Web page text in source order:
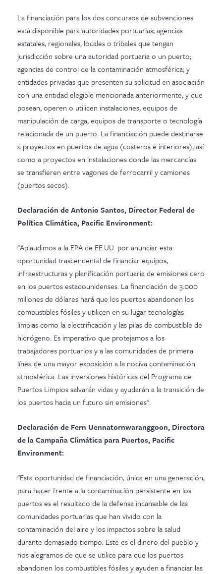
La financiación para los dos concursos de subvenciones
está disponible para autoridades portuarias; agencias
estatales, regionales, locales o tribales que tengan
jurisdicción sobre una autoridad portuaria o un puerto;
agencias de control de la contaminación atmosférica; y
entidades privadas que presenten su solicitud en asociación
con una entidad elegible mencionada anteriormente, y que
posean, operen o utilicen instalaciones, equipos de
manipulación de carga, equipos de transporte o tecnología
relacionada de un puerto. La financiación puede destinarse
a proyectos en puertos de agua (costeros e interiores), así
como a proyectos en instalaciones donde las mercancías
se transfieren entre vagones de ferrocarril y camiones
(puertos secos).
Declaración de Antonio Santos, Director Federal de
Política Climática, Pacific Environment:
"Aplaudimos a la EPA de EE.UU. por anunciar esta
oportunidad trascendental de financiar equipos,
infraestructuras y planificación portuaria de emisiones cero
en los puertos estadounidenses. La financiación de 3.000
millones de dólares hará que los puertos abandonen los
combustibles fósiles y utilicen en su lugar tecnologías
limpias como la electrificación y las pilas de combustible de
hidrógeno. Es imperativo que protejamos a los
trabajadores portuarios y a las comunidades de primera
línea de una mayor exposición a la nociva contaminación
atmosférica. Las inversiones históricas del Programa de
Puertos Limpios salvarán vidas y ayudarán a la transición de
los puertos hacia un futuro sin emisiones".
Declaración de Fern Uennatornwaranggoon, Directora
de la Campaña Climática para Puertos, Pacific
Environment:
"Esta oportunidad de financiación, única en una generación,
para hacer frente a la contaminación persistente en los
puertos es el resultado de la defensa incansable de las
comunidades portuarias que han vivido con la
contaminación del aire y los impactos sobre la salud
durante demasiado tiempo. Este es el dinero del pueblo y
nos alegramos de que se utilice para que los puertos
abandonen los combustibles fósiles y ayuden a financiar las